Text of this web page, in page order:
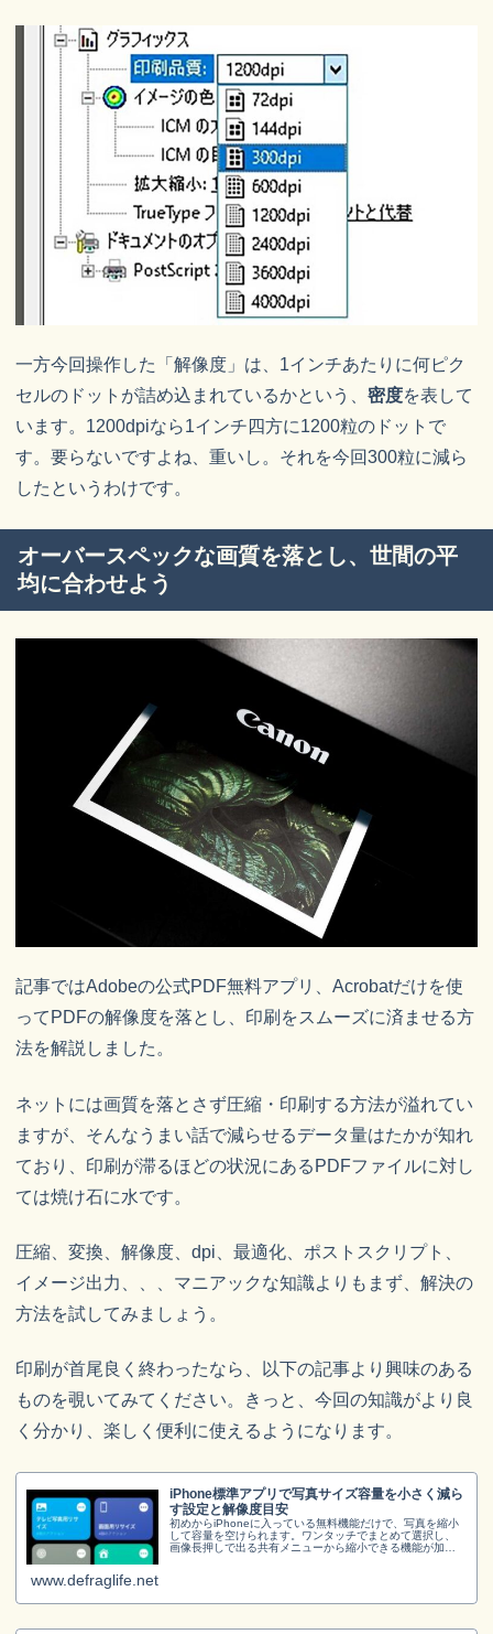
一方今回操作した「解像度」は、1インチあたりに何ピク
セルのドットが詰め込まれているかという、 密度を表して
います。1200dpiなら1インチ四方に1200粒のドットで
す。要らないですよね、重いし。それを今回300粒に減ら
したというわけです。
オーバースペックな画質を落とし、世間の平
均に合わせよう
記事ではAdobeの公式PDF無料アプリ、Acrobatだけを使
ってPDFの解像度を落とし、印刷をスムーズに済ませる方
法を解説しました。
ネットには画質を落とさず圧縮・印刷する方法が溢れてい
ますが、そんなうまい話で減らせるデータ量はたかが知れ
ており、印刷が滞るほどの状況にあるPDFファイルに対し
ては焼け石に水です。
圧縮、変換、解像度、dpi、最適化、ポストスクリプト、
イメージ出力、、、マニアックな知識よりもまず、解決の
方法を試してみましょう。
印刷が首尾良く終わったなら、以下の記事より興味のある
ものを覗いてみてください。きっと、今回の知識がより良
く分かり、楽しく便利に使えるようになります。
iPhone標準アプリで写真サイズ容量を小さく減ら
す設定と解像度目安
初めからiPhoneに入っている無料機能だけで、写真を縮小
して容量を空けられます。ワンタッチでまとめて選択し、
画像長押しで出る共有メニューから縮小できる機能が加わ
www.defraglife.net